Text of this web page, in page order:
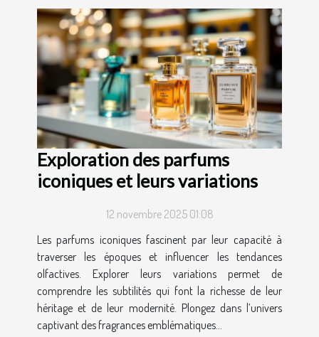
Exploration des parfums
iconiques et leurs variations
12 novembre 2025 01:08
Les parfums iconiques fascinent par leur capacité à
traverser les époques et influencer les tendances
olfactives. Explorer leurs variations permet de
comprendre les subtilités qui font la richesse de leur
héritage et de leur modernité. Plongez dans l’univers
captivant des fragrances emblématiques...